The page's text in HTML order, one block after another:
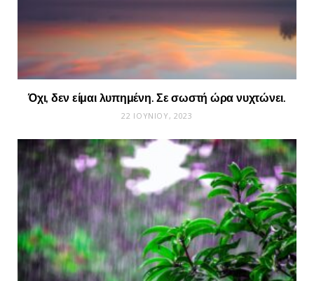
Όχι, δεν είμαι λυπημένη. Σε σωστή ώρα νυχτώνει.
22 ΙΟΥΝΊΟΥ, 2023